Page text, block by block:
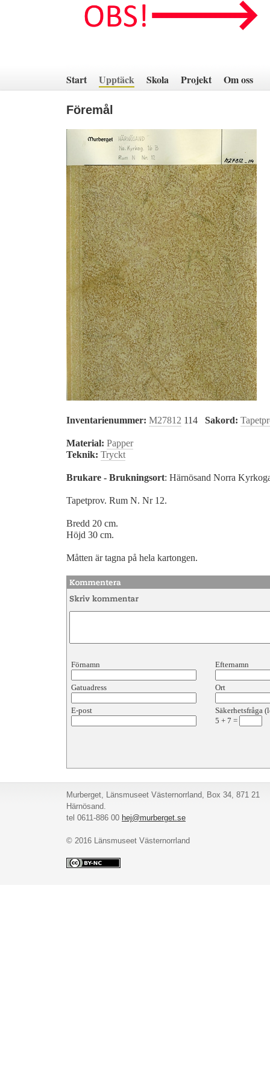
innehåll
Start Upptäck Skola Projekt Om oss
Föremål
Inventarienummer: M27812 114 Sakord:
Material: Papper
Teknik: Tryckt
Brukare - Brukningsort: Härnösand Norra
Tapetprov. Rum N. Nr 12.
Bredd 20 cm.
Höjd 30 cm.
Måtten är tagna på hela kartongen.
Förnamn Efternamn
Gatuadress Ort
E-post
Säkerhetsfråga
5 + 7 =
Murberget, Länsmuseet Västernorrland, Box 34, 871 21
Härnösand.
tel 0611-886 00 hej@murberget.se
© 2016 Länsmuseet Västernorrland